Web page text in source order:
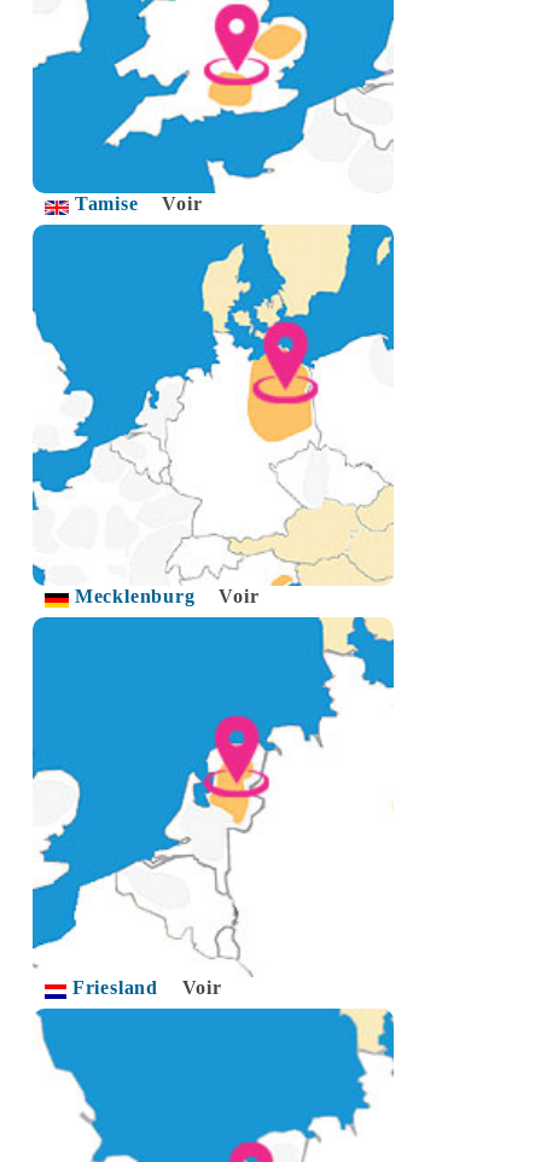
Tamise Voir
Mecklenburg Voir
Friesland Voir